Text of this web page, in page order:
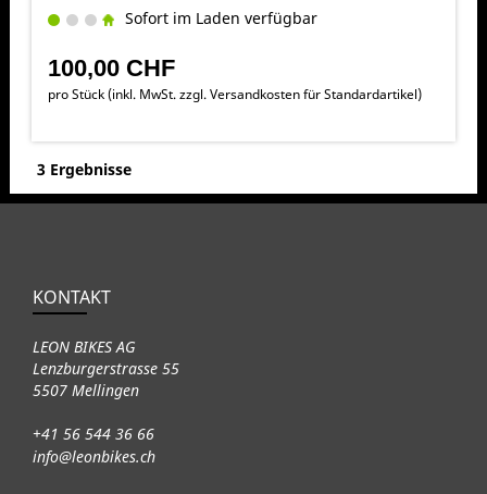
Sofort im Laden verfügbar
100,00 CHF
pro Stück (inkl. MwSt. zzgl.Versandkosten für Standardartikel)
3 Ergebnisse
KONTAKT
LEON BIKES AG
Lenzburgerstrasse 55
5507 Mellingen
+41 56 544 36 66
info@leonbikes.ch